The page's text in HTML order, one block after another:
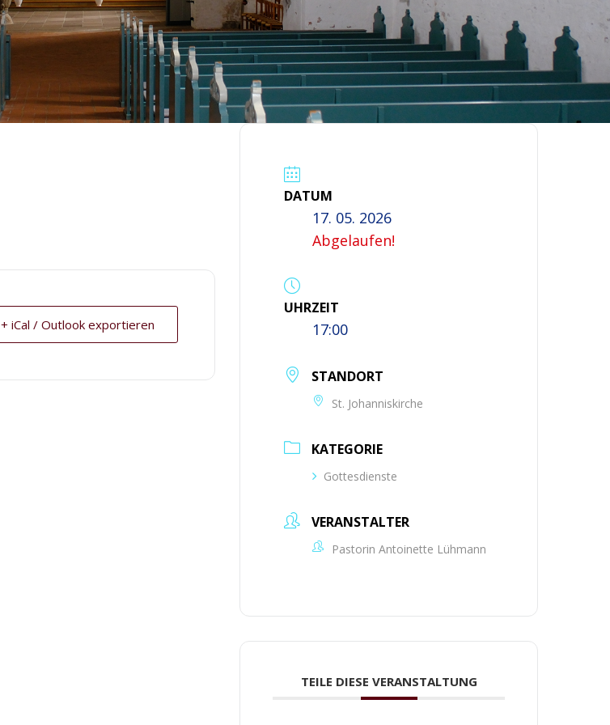
+ iCal / Outlook exportieren
DATUM
17. 05. 2026
Abgelaufen!
UHRZEIT
17:00
STANDORT
St. Johanniskirche
KATEGORIE
Gottesdienste
VERANSTALTER
Pastorin Antoinette Lühmann
TEILE DIESE VERANSTALTUNG